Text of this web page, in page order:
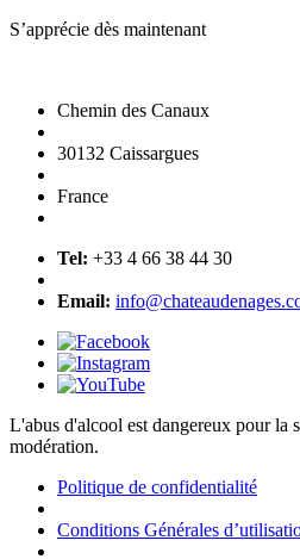
S’apprécie dès maintenant
Chemin des Canaux
30132 Caissargues
France
Tel: +33 4 66 38 44 30
Email:
L'abus d'alcool est dangereux pour la
modération.
Politique de confidentialité
Conditions Générales